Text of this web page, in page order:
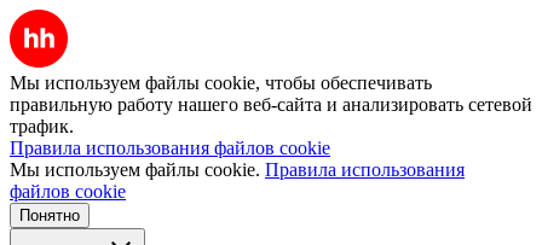
Мы используем файлы cookie, чтобы обеспечивать
правильную работу нашего веб-сайта и анализировать сетевой
трафик.
Правила использования файлов cookie
Мы используем файлы cookie. Правила использования
файлов cookie
Понятно